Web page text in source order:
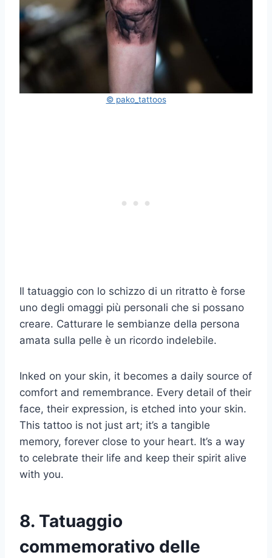
© pako_tattoos
Il tatuaggio con lo schizzo di un ritratto è forse
uno degli omaggi più personali che si possano
creare. Catturare le sembianze della persona
amata sulla pelle è un ricordo indelebile.
Inked on your skin, it becomes a daily source of
comfort and remembrance. Every detail of their
face, their expression, is etched into your skin.
This tattoo is not just art; it’s a tangible
memory, forever close to your heart. It’s a way
to celebrate their life and keep their spirit alive
with you.
8. Tatuaggio
commemorativo delle